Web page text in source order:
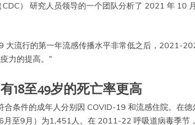
） 研究人员领导的一个团队分析了 2021 年
大流行的第一年流感传播水平非常低之后，2021-
力的提高。”
18至49岁的死亡率更高
条件的成年人分别因 COVID-19 和流感住院。在
至9月）为1,451人。在 2011-22 呼吸道病毒季节